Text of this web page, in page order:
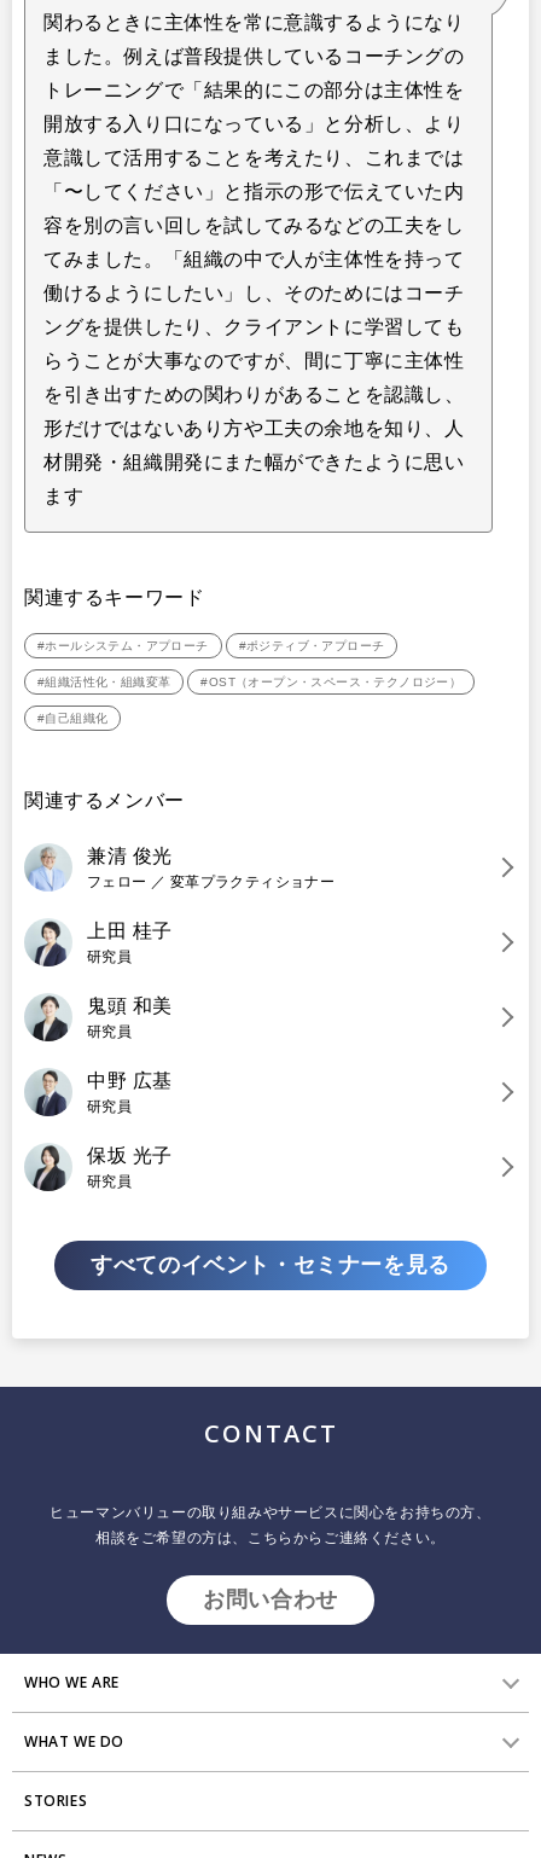
関わるときに主体性を常に意識するようになり
ました。例えば普段提供しているコーチングの
トレーニングで「結果的にこの部分は主体性を
開放する入り口になっている」と分析し、より
意識して活用することを考えたり、これまでは
「〜してください」と指示の形で伝えていた内
容を別の言い回しを試してみるなどの工夫をし
てみました。「組織の中で人が主体性を持って
働けるようにしたい」し、そのためにはコーチ
ングを提供したり、クライアントに学習しても
らうことが大事なのですが、間に丁寧に主体性
を引き出すための関わりがあることを認識し、
形だけではないあり方や工夫の余地を知り、人
材開発・組織開発にまた幅ができたように思い
ます
関連するキーワード
#ホールシステム・アプローチ #ポジティブ・アプローチ
#組織活性化・組織変革 #OST（オープン・スペース・テクノロジー）
#自己組織化
関連するメンバー
兼清 俊光
フェロー ／ 変革プラクティショナー
上田 桂子
研究員
鬼頭 和美
研究員
中野 広基
研究員
保坂 光子
研究員
すべてのイベント・セミナーを見る
CONTACT
ヒューマンバリューの取り組みやサービスに関心をお持ちの方、
相談をご希望の方は、こちらからご連絡ください。
お問い合わせ
WHO WE ARE
HVからのメッセージ
研究員紹介
アクセス
WHAT WE DO
組織変革
STORIES